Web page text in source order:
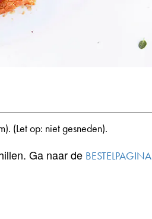
(Let op: niet gesneden).
Ga naar de BESTELPAGINA